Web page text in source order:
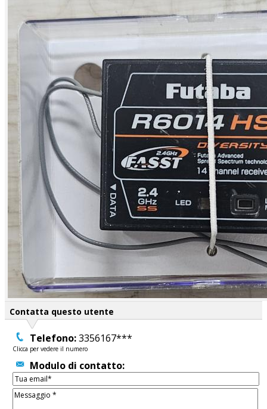
Contatta questo utente
Telefono:3356167***
Clicca per vedere il numero
Modulo di contatto: